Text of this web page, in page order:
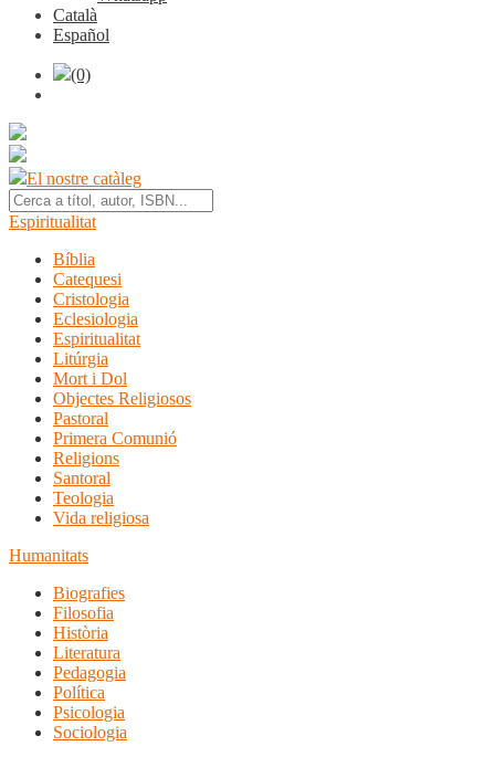
Català
Español
(0)
El nostre catàleg
Espiritualitat
Bíblia
Catequesi
Cristologia
Eclesiologia
Espiritualitat
Litúrgia
Mort i Dol
Objectes Religiosos
Pastoral
Primera Comunió
Religions
Santoral
Teologia
Vida religiosa
Humanitats
Biografies
Filosofia
Història
Literatura
Pedagogia
Política
Psicologia
Sociologia